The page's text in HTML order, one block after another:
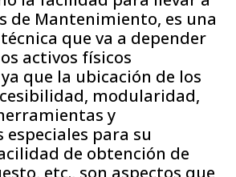
de Mantenimiento, es una
que va a depender
activos físicos
que la ubicación de los
modularidad,
y
para su
de obtención de
etc., son aspectos que